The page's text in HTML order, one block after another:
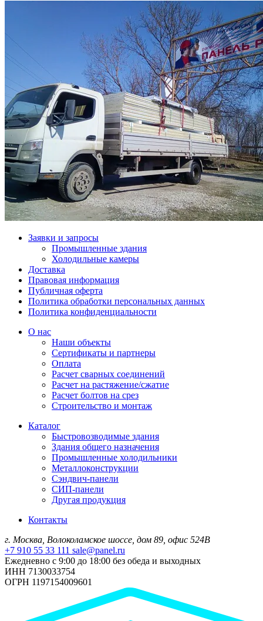
Заявки и запросы
Промышленные здания
Холодильные камеры
Доставка
Правовая информация
Публичная оферта
Политика обработки персональных данных
Политика конфиденциальности
О нас
Наши объекты
Сертификаты и партнеры
Оплата
Расчет сварных соединений
Расчет на растяжение/сжатие
Расчет болтов на срез
Строительство и монтаж
Каталог
Быстровозводимые здания
Здания общего назначения
Промышленные холодильники
Металлоконструкции
Сэндвич-панели
СИП-панели
Другая продукция
Контакты
г. Москва, Волоколамское шоссе, дом 89, офис 524В
+7 910 55 33 111 sale@panel.ru
Ежедневно с 9:00 до 18:00 без обеда и выходных
ИНН 7130033754
ОГРН 1197154009601